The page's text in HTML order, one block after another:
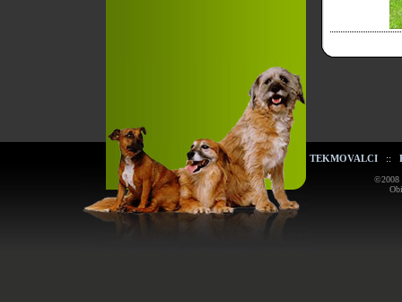
TEKMOVALCI ::
©2008